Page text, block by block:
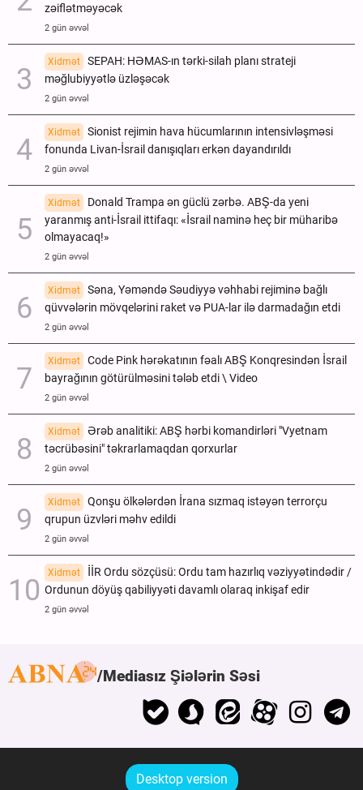
zəiflətməyəcək
2 gün əvvəl
Xidmət
SEPAH: HƏMAS-ın tərki-silah planı strateji
məğlubiyyətlə üzləşəcək
2 gün əvvəl
Xidmət
Sionist rejimin hava hücumlarının intensivləşməsi
fonunda Livan-İsrail danışıqları erkən dayandırıldı
2 gün əvvəl
Xidmət
Donald Trampa ən güclü zərbə. ABŞ-da yeni
yaranmış anti-İsrail ittifaqı: «İsrail naminə heç bir müharibə
olmayacaq!»
2 gün əvvəl
Xidmət
Səna, Yəməndə Səudiyyə vəhhabi rejiminə bağlı
qüvvələrin mövqelərini raket və PUA-lar ilə darmadağın etdi
2 gün əvvəl
Xidmət
Code Pink hərəkatının fəalı ABŞ Konqresindən İsrail
bayrağının götürülməsini tələb etdi \ Video
2 gün əvvəl
Xidmət
Ərəb analitiki: ABŞ hərbi komandirləri "Vyetnam
təcrübəsini" təkrarlamaqdan qorxurlar
2 gün əvvəl
Xidmət
Qonşu ölkələrdən İrana sızmaq istəyən terrorçu
qrupun üzvləri məhv edildi
2 gün əvvəl
Xidmət
İİR Ordu sözçüsü: Ordu tam hazırlıq vəziyyətindədir /
Ordunun döyüş qabiliyyəti davamlı olaraq inkişaf edir
2 gün əvvəl
Mediasız Şiələrin Səsi
Desktop version